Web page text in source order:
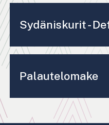
Sydäniskurit -
Palautelomake